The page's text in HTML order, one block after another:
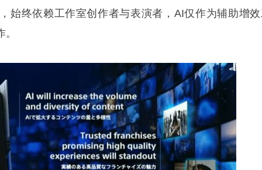
始终依赖工作室创作者与表演者，AI仅作为辅助增